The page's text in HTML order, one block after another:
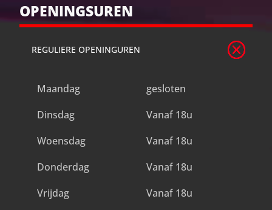
OPENINGSUREN
REGULIERE OPENINGUREN
Maandag
gesloten
Dinsdag
Vanaf 18u
Woensdag
Vanaf 18u
Donderdag
Vanaf 18u
Vrijdag
Vanaf 18u